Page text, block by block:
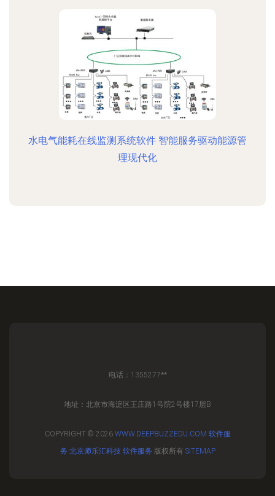
水电气能耗在线监测系统软件 智能服务驱动能源管
理现代化
电话：1355277**
地址：北京市海淀区王庄路1号院2号楼17层B
COPYRIGHT © 2026 WWW.DEEPBUZZEDU.COM 软件服
务 北京师乐汇科技 软件服务 版权所有 SITEMAP